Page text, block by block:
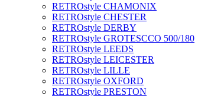
RETROstyle CHAMONIX
RETROstyle CHESTER
RETROstyle DERBY
RETROstyle GROTESCCO 500/180
RETROstyle LEEDS
RETROstyle LEICESTER
RETROstyle LILLE
RETROstyle OXFORD
RETROstyle PRESTON